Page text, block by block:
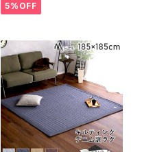
トレア
5%OFF